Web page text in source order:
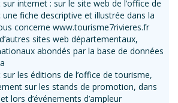
sur internet : sur le site web de l’office de
fiche descriptive et illustrée dans la
concerne www.tourisme7rivieres.fr
sites web départementaux,
abondés par la base de données
sur les éditions de l’office de tourisme,
sur les stands de promotion, dans
lors d’événements d’ampleur